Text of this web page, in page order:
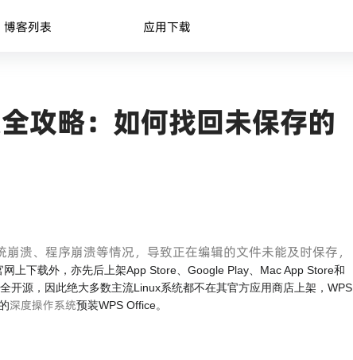
博客列表 应用下载
攻略：如何找回未保存的
溃、程序崩溃等情况，导致正在编辑的文件未能及时保存，
上下载外，亦先后上架App Store、Google Play、Mac App Store和
开源，因此绝大多数主流Linux系统都不在其官方应用商店上架，WPS
深度操作系统预装WPS Office。